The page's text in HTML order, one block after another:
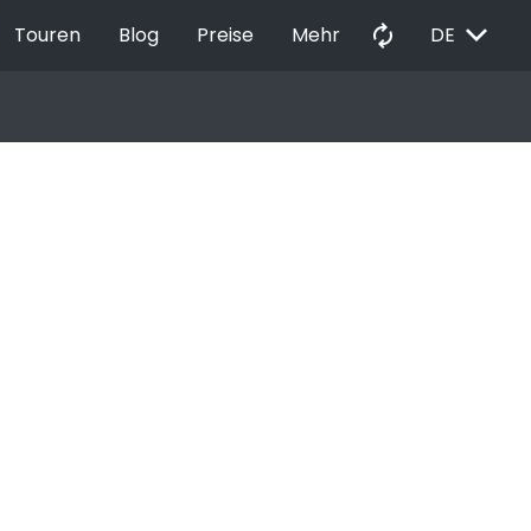
Touren Blog Preise Mehr autorenew DE EXPAND_MORE